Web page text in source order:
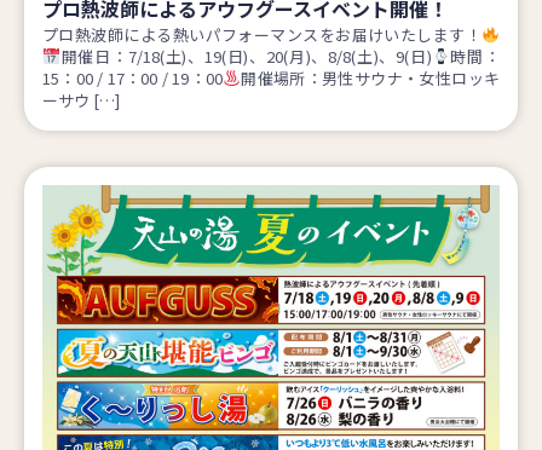
プロ熱波師によるアウフグースイベント開催！
プロ熱波師による熱いパフォーマンスをお届けいたします！
開催日：7/18(土)、19(日)、20(月)、8/8(土)、9(日)
時間：
15：00 / 17：00 / 19：00
開催場所：男性サウナ・女性ロッキ
ーサウ […]